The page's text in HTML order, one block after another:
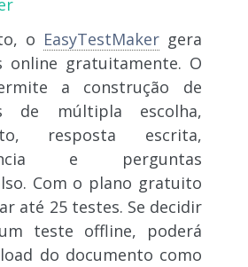
o EasyTestMakergera
online gratuitamente. O
a construção de
de múltipla escolha,
resposta escrita,
e perguntas
Com o plano gratuito
até 25 testes. Se decidir
teste offline, poderá
do documento como